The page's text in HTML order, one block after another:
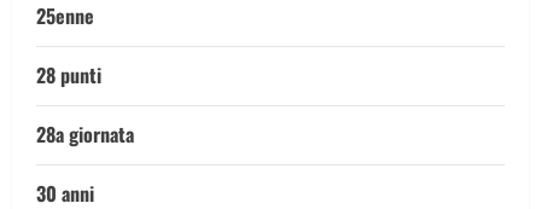
25enne
28 punti
28a giornata
30 anni